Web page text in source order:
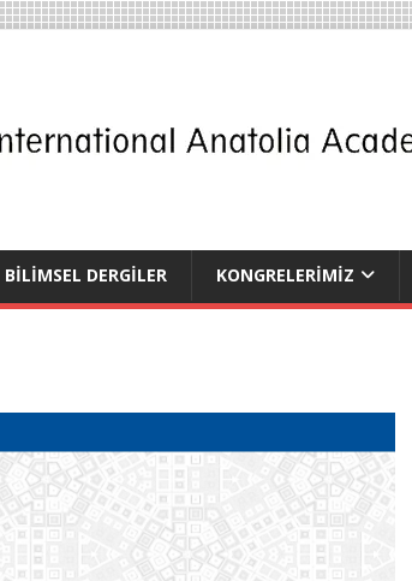
BİLİMSEL DERGİLER KONGRELERİMİZ